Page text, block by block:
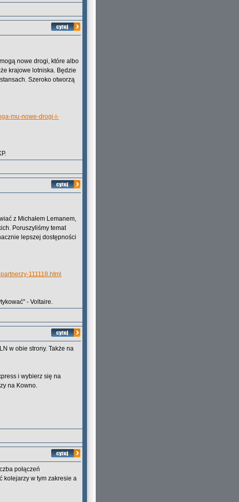
nowe drogi, które albo
krajowe lotniska. Będzie
Szeroko otworzą
mu-nowe-drogi-i-
z Michałem Lemanem,
Poruszyliśmy temat
lepszej dostępności
111118.html
- Voltaire.
w obie strony. Także na
i wybierz się na
na Kowno.
połączeń
kolejarzy w tym zakresie a